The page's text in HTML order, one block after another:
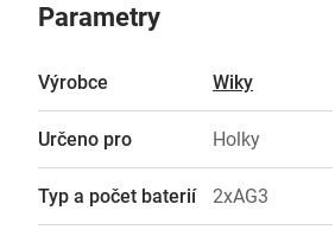
Parametry
Výrobce Wiky
Určeno pro Holky
Typ a počet baterií 2xAG3